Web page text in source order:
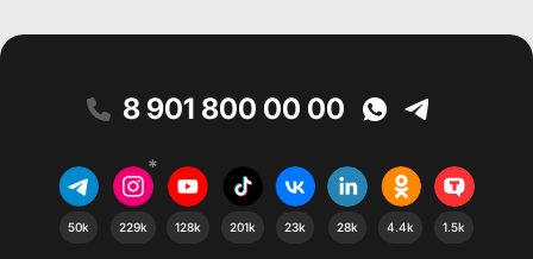
8 901 800 00 00
50k
*
229k 128k 201k 23k 28k 4.4k 1.5k